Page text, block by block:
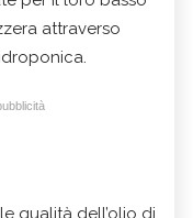
attraverso
qualità dell’olio di